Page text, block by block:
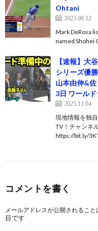
Ohtani
2023.08.12
Mark DeRosa
named Shohei
【速報】大
シリーズ優
山本由伸&
3日 ワール
2025.11.04
現地情報を独
TV！チャンネ
https://bit.ly/
コメントを書く
メールアドレスが公開されること
目です